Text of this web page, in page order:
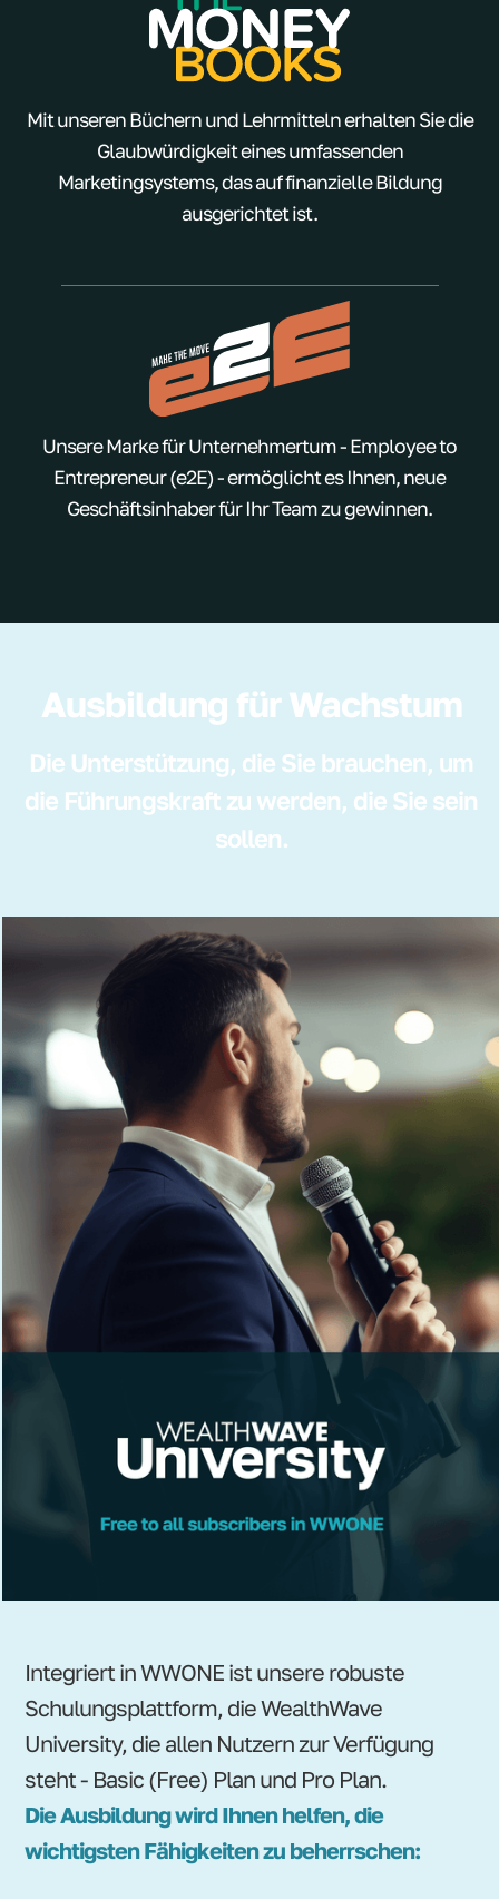
Mit unseren Büchern und Lehrmitteln erhalten Sie die
Glaubwürdigkeit eines umfassenden
Marketingsystems, das auf finanzielle Bildung
ausgerichtet ist.
Unsere Marke für Unternehmertum - Employee to
Entrepreneur (e2E) - ermöglicht es Ihnen, neue
Geschäftsinhaber für Ihr Team zu gewinnen.
Ausbildung für Wachstum
Die Unterstützung, die Sie brauchen, um
die Führungskraft zu werden, die Sie sein
sollen.
Integriert in WWONE ist unsere robuste
Schulungsplattform, die WealthWave
University, die allen Nutzern zur Verfügung
steht - Basic (Free) Plan und Pro Plan.
Die Ausbildung wird Ihnen helfen, die
wichtigsten Fähigkeiten zu beherrschen: